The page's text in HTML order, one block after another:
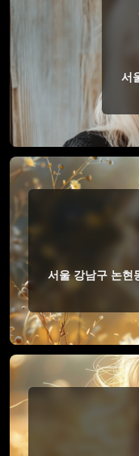
서
서울 강남구 논